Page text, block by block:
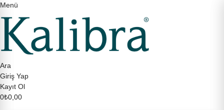
Menü
Ara
Giriş Yap
Kayıt Ol
0₺0,00